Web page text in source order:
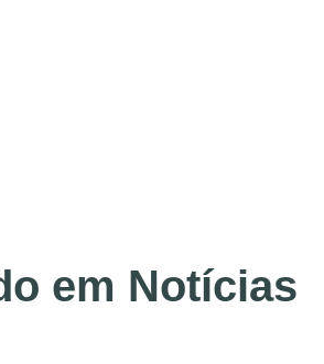
em Notícias